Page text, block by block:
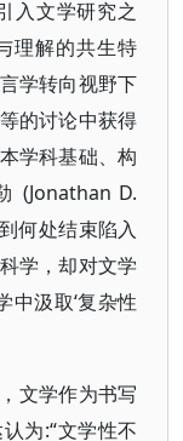
入文学研究之
理解的共生特
学转向视野下
的讨论中获得
学科基础、构
(Jonathan D.
何处结束陷入
学，却对文学
汲取‘复杂性
文学作为书写
为:“文学性不